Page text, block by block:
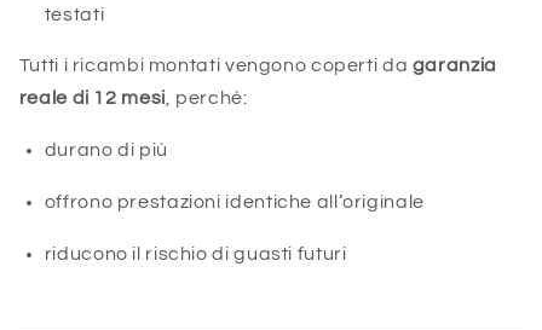
testati
Tutti i ricambi montati vengono coperti da garanzia
reale di 12 mesi, perché:
durano di più
offrono prestazioni identiche all’originale
riducono il rischio di guasti futuri